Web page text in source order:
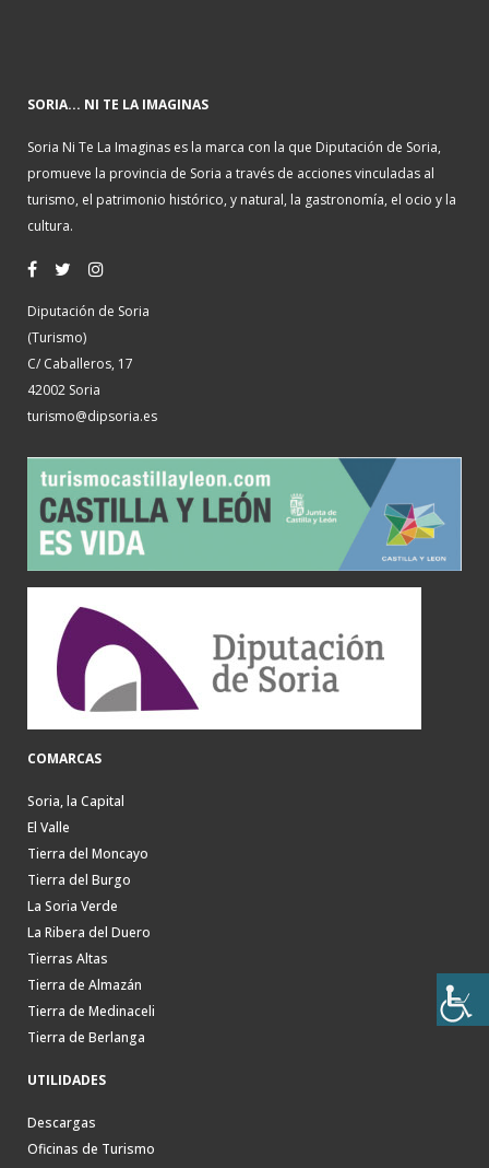
SORIA... NI TE LA IMAGINAS
Soria Ni Te La Imaginas es la marca con la que Diputación de Soria,
promueve la provincia de Soria a través de acciones vinculadas al
turismo, el patrimonio histórico, y natural, la gastronomía, el ocio y la
cultura.
Diputación de Soria
(Turismo)
C/ Caballeros, 17
42002 Soria
turismo@dipsoria.es
COMARCAS
Soria, la Capital
El Valle
Tierra del Moncayo
Tierra del Burgo
La Soria Verde
La Ribera del Duero
Tierras Altas
Tierra de Almazán
Tierra de Medinaceli
Tierra de Berlanga
UTILIDADES
Descargas
Oficinas de Turismo